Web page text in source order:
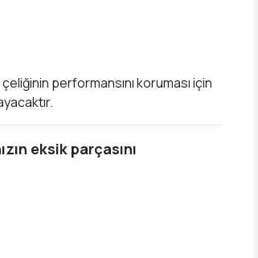
performansını koruması için
eksik parçasını